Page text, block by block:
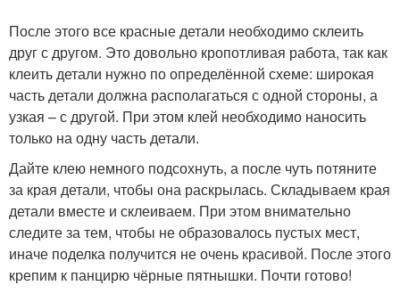
После этого все красные детали необходимо склеить
друг с другом. Это довольно кропотливая работа, так как
клеить детали нужно по определённой схеме: широкая
часть детали должна располагаться с одной стороны, а
узкая – с другой. При этом клей необходимо наносить
только на одну часть детали.
Дайте клею немного подсохнуть, а после чуть потяните
за края детали, чтобы она раскрылась. Складываем края
детали вместе и склеиваем. При этом внимательно
следите за тем, чтобы не образовалось пустых мест,
иначе поделка получится не очень красивой. После этого
крепим к панцирю чёрные пятнышки. Почти готово!